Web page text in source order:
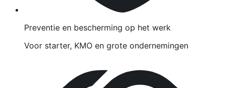
Preventie en bescherming op het werk
Voor starter, KMO en grote ondernemingen